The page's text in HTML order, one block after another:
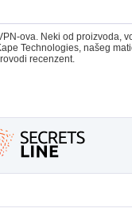
ova. Neki od proizvoda,
Technologies, našeg
recenzent.